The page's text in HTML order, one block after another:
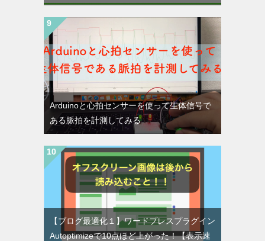
Arduinoと心拍センサーを使って生体信号で
ある脈拍を計測してみる
【ブログ最適化１】ワードプレスプラグイン
Autoptimizeで10点ほど上がった！【表示速